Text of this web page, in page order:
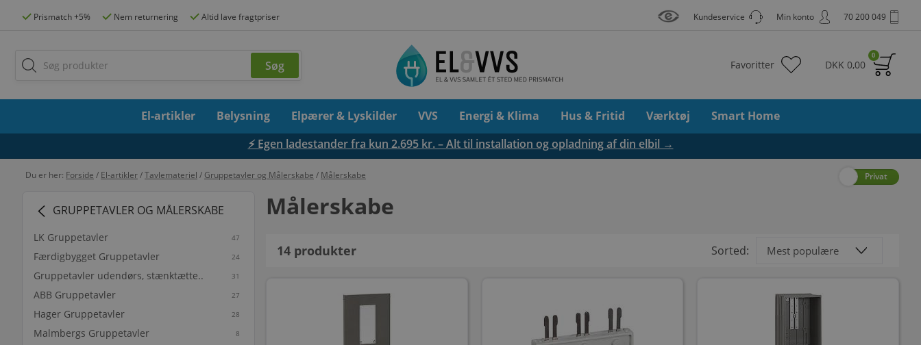
Prismatch +5% Nem returnering Altid lave fragtpriser 70 200 049
Min konto
Kundeservice
0
DKK 0,00
Favoritter
El-artikler Belysning Elpærer & Lyskilder VVS Energi & Klima Hus & Fritid Værktøj
Smart Home
⚡ Egen ladestander fra kun 2.695 kr. – Alt til installation og opladning af din elbil →
Du er her: Forside / El-artikler/Tavlemateriel / Gruppetavler og Målerskabe / Målerskabe Privat
GRUPPETAVLER OG MÅLERSKABE
LK Gruppetavler 47
Færdigbygget Gruppetavler 24
Gruppetavler udendørs, stænktætte.. 31
ABB Gruppetavler 27
Hager Gruppetavler 28
Malmbergs Gruppetavler 8
Målerskabe
14 produkter Sorted: